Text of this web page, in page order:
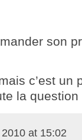
son
c’est un
la question
at 15:02